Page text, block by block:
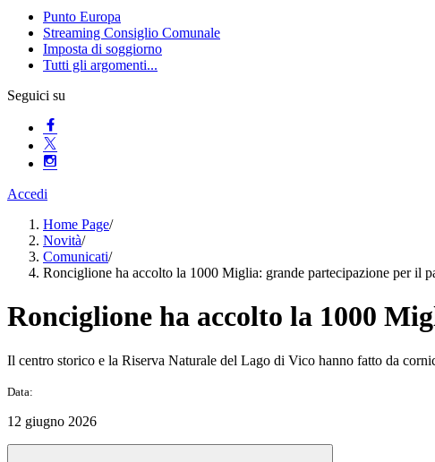
Punto Europa
Streaming Consiglio Comunale
Imposta di soggiorno
Tutti gli argomenti...
Seguici su
Accedi
Home Page/
Novità/
Comunicati/
Ronciglione ha accolto la 1000 Miglia: grande partecipazione per il
Ronciglione ha accolto la 1000
Il centro storico e la Riserva Naturale del Lago di Vico hanno fatto da
Data:
12 giugno 2026